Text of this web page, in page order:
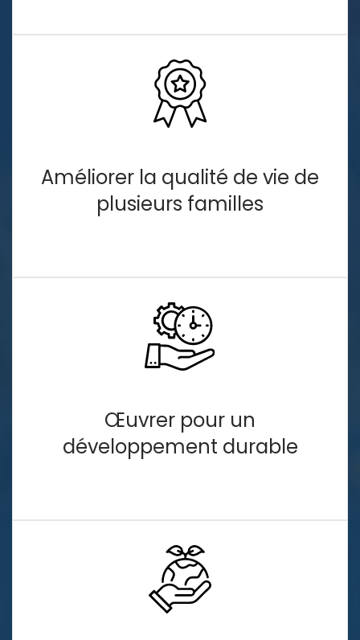
Améliorer la qualité de vie de
plusieurs familles
Œuvrer pour un
développement durable